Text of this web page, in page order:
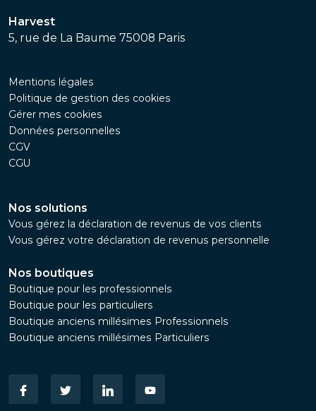
Harvest
5, rue de La Baume 75008 Paris
Mentions légales
Politique de gestion des cookies
Gérer mes cookies
Données personnelles
CGV
CGU
Nos solutions
Vous gérez la déclaration de revenus de vos clients
Vous gérez votre déclaration de revenus personnelle
Nos boutiques
Boutique pour les professionnels
Boutique pour les particuliers
Boutique anciens millésimes Professionnels
Boutique anciens millésimes Particuliers